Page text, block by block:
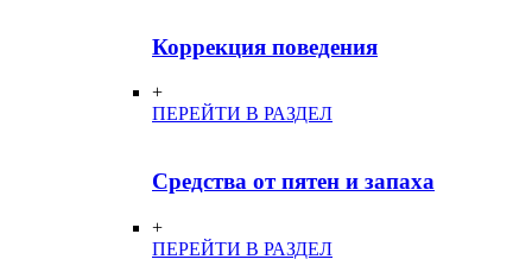
Коррекция поведения
+
ПЕРЕЙТИ В РАЗДЕЛ
Средства от пятен и запаха
+
ПЕРЕЙТИ В РАЗДЕЛ